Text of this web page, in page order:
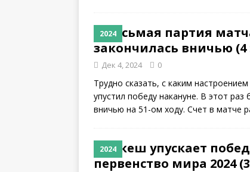
2024
Восьмая партия
закончилась вничью (4
Дек 4, 2024 0
Трудно сказать, с каким
упустил победу накануне. В этот
вничью на 51-ом ходу. Счет в матче
2024
Гукеш упускает
первенство мира 2024